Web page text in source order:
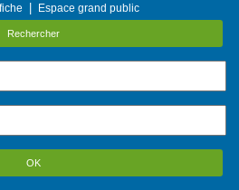
Espace grand public
Rechercher
OK